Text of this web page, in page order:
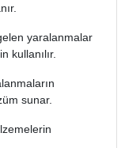
yaralanmalar
kullanılır.
sunar.